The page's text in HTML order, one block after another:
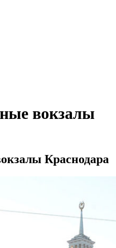
вокзалы
Краснодара